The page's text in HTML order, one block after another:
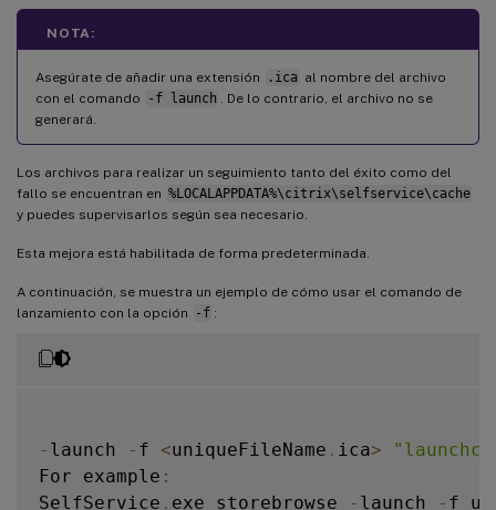
NOTA:
Asegúrate de añadir una extensión .ica al nombre del archivo
con el comando
-f launch
. De lo contrario, el archivo no se
generará.
Los archivos para realizar un seguimiento tanto del éxito como del
fallo se encuentran en %LOCALAPPDATA%\citrix\selfservice\cache
y puedes supervisarlos según sea necesario.
Esta mejora está habilitada de forma predeterminada.
A continuación, se muestra un ejemplo de cómo usar el comando de
lanzamiento con la opción
-f :
- launch - f <uniqueFileName . ica>
For example :
SelfService . exe storebrowse - launch - f